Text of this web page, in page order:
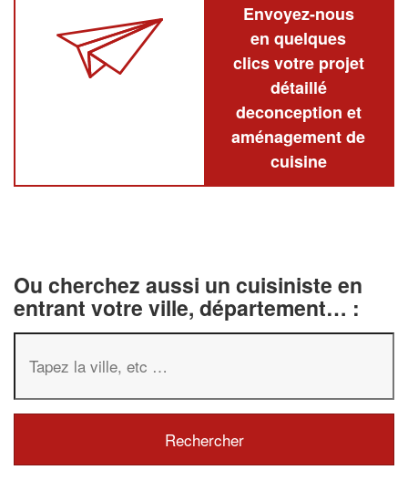
Envoyez-nous
en quelques
clics votre projet
détaillé
deconception et
aménagement de
cuisine
Ou cherchez aussi un cuisiniste en
entrant votre ville, département… :